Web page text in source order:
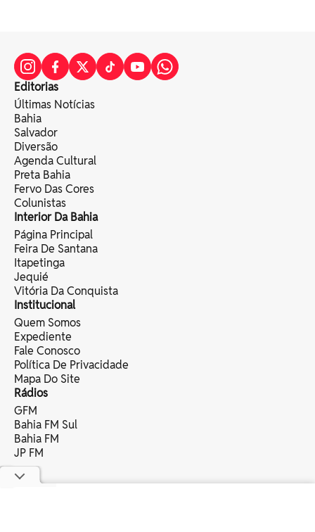
Editorias
Últimas Notícias
Bahia
Salvador
Diversão
Agenda Cultural
Preta Bahia
Fervo Das Cores
Colunistas
Interior Da Bahia
Página Principal
Feira De Santana
Itapetinga
Jequié
Vitória Da Conquista
Institucional
Quem Somos
Expediente
Fale Conosco
Política De Privacidade
Mapa Do Site
Rádios
GFM
Bahia FM Sul
Bahia FM
JP FM